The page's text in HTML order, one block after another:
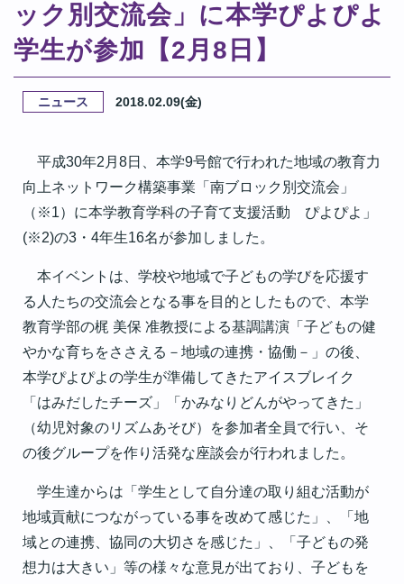
ック別交流会」に本学ぴよぴよ
学生が参加【2月8日】
ニュース 2018.02.09(金)
平成30年2月8日、本学9号館で行われた地域の教育力
向上ネットワーク構築事業「南ブロック別交流会」
（※1）に本学教育学科の子育て支援活動 ぴよぴよ」
(※2)の3・4年生16名が参加しました。
本イベントは、学校や地域で子どもの学びを応援す
る人たちの交流会となる事を目的としたもので、本学
教育学部の梶 美保 准教授による基調講演「子どもの健
やかな育ちをささえる－地域の連携・協働－」の後、
本学ぴよぴよの学生が準備してきたアイスブレイク
「はみだしたチーズ」「かみなりどんがやってきた」
（幼児対象のリズムあそび）を参加者全員で行い、そ
の後グループを作り活発な座談会が行われました。
学生達からは「学生として自分達の取り組む活動が
地域貢献につながっている事を改めて感じた」、「地
域との連携、協同の大切さを感じた」、「子どもの発
想力は大きい」等の様々な意見が出ており、子どもを